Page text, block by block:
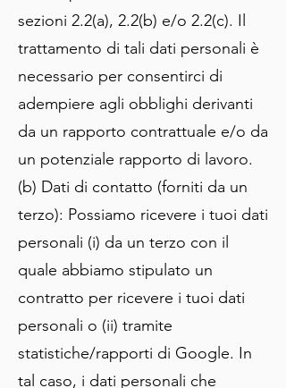
sezioni 2.2(a), 2.2(b) e/o 2.2(c). Il
trattamento di tali dati personali è
necessario per consentirci di
adempiere agli obblighi derivanti
da un rapporto contrattuale e/o da
un potenziale rapporto di lavoro.
(b) Dati di contatto (forniti da un
terzo): Possiamo ricevere i tuoi dati
personali (i) da un terzo con il
quale abbiamo stipulato un
contratto per ricevere i tuoi dati
personali o (ii) tramite
statistiche/rapporti di Google. In
tal caso, i dati personali che